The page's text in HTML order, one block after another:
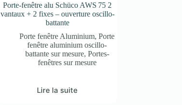
Porte-fenêtre alu Schüco AWS 75 2
vantaux + 2 fixes – ouverture oscillo-
battante
Porte fenêtre Aluminium,Porte
fenêtre aluminium oscillo-
battante sur mesure, Portes-
fenêtres sur mesure
Lire la suite